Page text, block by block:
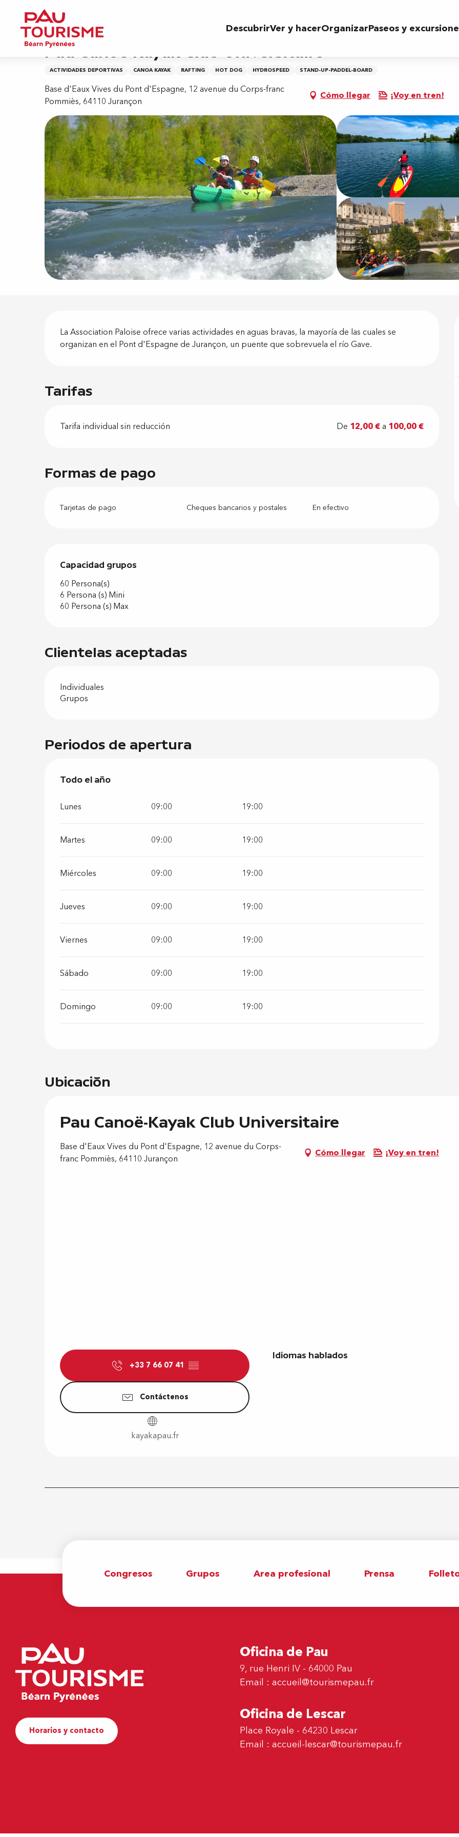
contenu
principal
DescubrirVer y hacerOrganizarPaseos y
Inicio
Pau Canoë-Kayak Club Universitaire
ACTIVIDADES DEPORTIVAS CANOA KAYAK RAFTING HOT DOG HYDROSPEED STAND-UP-PADDEL-BOARD
Base d'Eaux Vives du Pont d'Espagne, 12 avenue du Corps-franc
Pommiès, 64110 Jurançon
Cómo llegar ¡Voy en tren!
Descripción
La Association Paloise ofrece varias actividades en aguas bravas, la mayoría de las cuales se
organizan en el Pont d'Espagne de Jurançon, un puente que sobrevuela el río Gave.
Tarifas
Tarifa individual sin reducción De 12,00 €a 100,00 €
Formas de pago
Tarjetas de pago Cheques bancarios y postales En efectivo
Capacidad grupos
Capacidad grupos
60 Persona(s)
6 Persona (s) Mini
60 Persona (s) Max
Clientelas aceptadas
Individuales
Grupos
Periodos de apertura
Todo el año
Todo el año
Lunes 09:00 19:00
Martes 09:00 19:00
Miércoles 09:00 19:00
Jueves 09:00 19:00
Viernes 09:00 19:00
Sábado 09:00 19:00
Domingo 09:00 19:00
Ubicación
Pau Canoë-Kayak Club Universitaire
Base d'Eaux Vives du Pont d'Espagne, 12 avenue du Corps-
franc Pommiès, 64110 Jurançon
Cómo llegar ¡Voy en tren!
+33 7 66 07 41 ▒▒
Contáctenos
kayakapau.fr
Idiomas hablados
Idiomas hablados
Congresos Grupos Area profesional Prensa
Horarios y contacto
Oficina de Pau
9, rue Henri IV - 64000 Pau
Email : accueil@tourismepau.fr
Oficina de Lescar
Place Royale - 64230 Lescar
Email : accueil-lescar@tourismepau.fr